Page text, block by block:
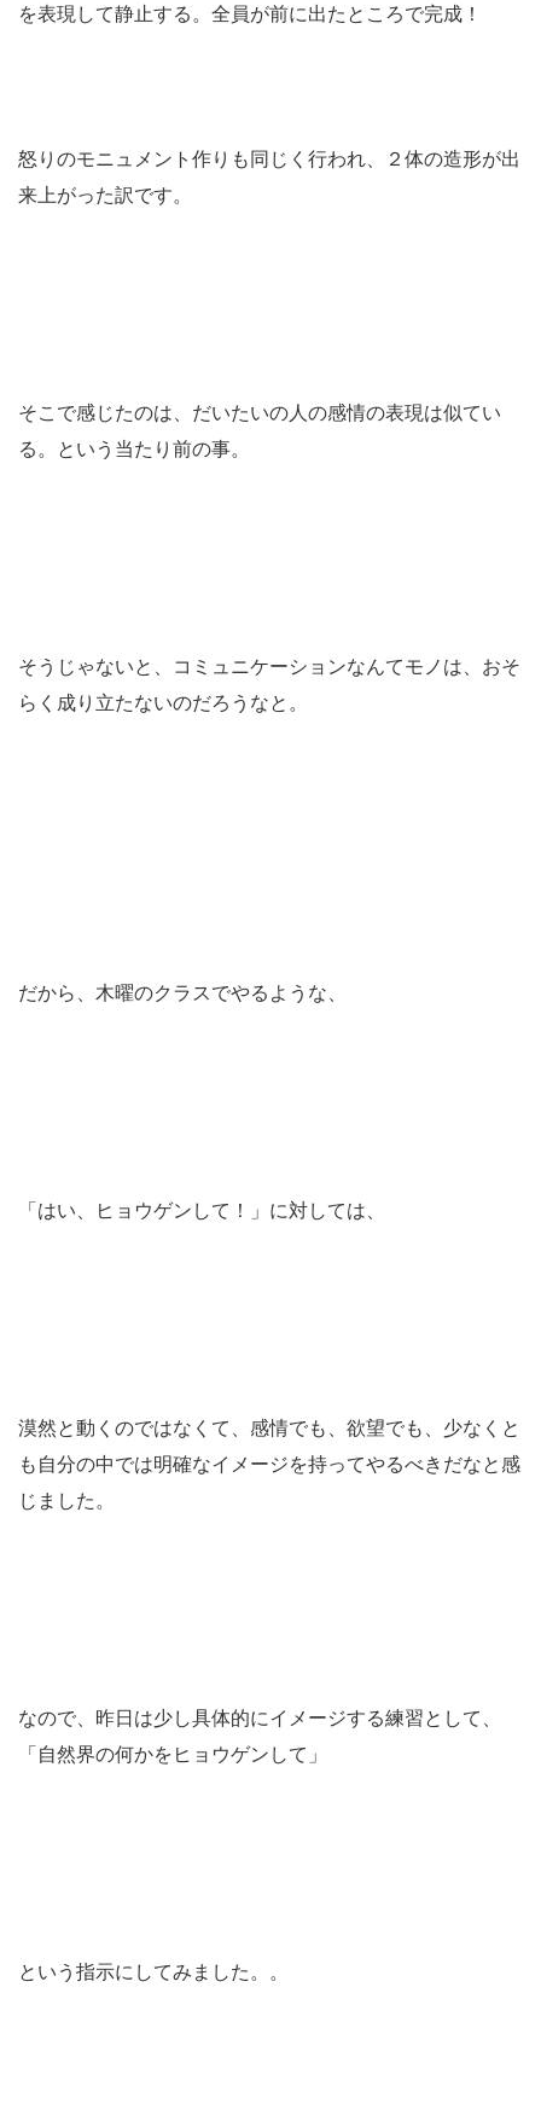
を表現して静止する。全員が前に出たところで完成！
怒りのモニュメント作りも同じく行われ、２体の造形が出
来上がった訳です。
そこで感じたのは、だいたいの人の感情の表現は似てい
る。という当たり前の事。
そうじゃないと、コミュニケーションなんてモノは、おそ
らく成り立たないのだろうなと。
だから、木曜のクラスでやるような、
「はい、ヒョウゲンして！」に対しては、
漠然と動くのではなくて、感情でも、欲望でも、少なくと
も自分の中では明確なイメージを持ってやるべきだなと感
じました。
なので、昨日は少し具体的にイメージする練習として、
「自然界の何かをヒョウゲンして」
という指示にしてみました。。